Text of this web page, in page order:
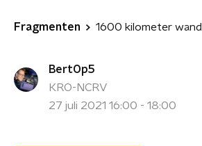
Fragmenten
BertOp5
KRO-NCRV
27 juli 2021 16:00 - 18:00